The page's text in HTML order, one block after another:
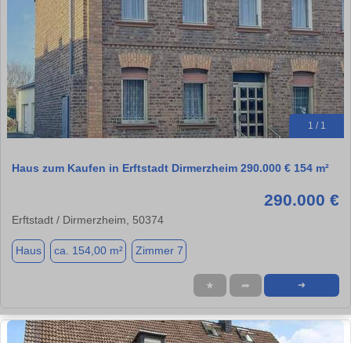
1 / 1
Haus zum Kaufen in Erftstadt Dirmerzheim 290.000 € 154 m²
290.000 €
Erftstadt / Dirmerzheim, 50374
Haus ca. 154,00 m² Zimmer 7
★ ➦ ➜